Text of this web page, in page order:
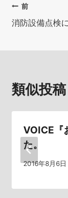
投
稿
ゲ
ー
シ
ョ
前
消防設備点検
類似投稿
VOICE『
た。
2016年8月6日